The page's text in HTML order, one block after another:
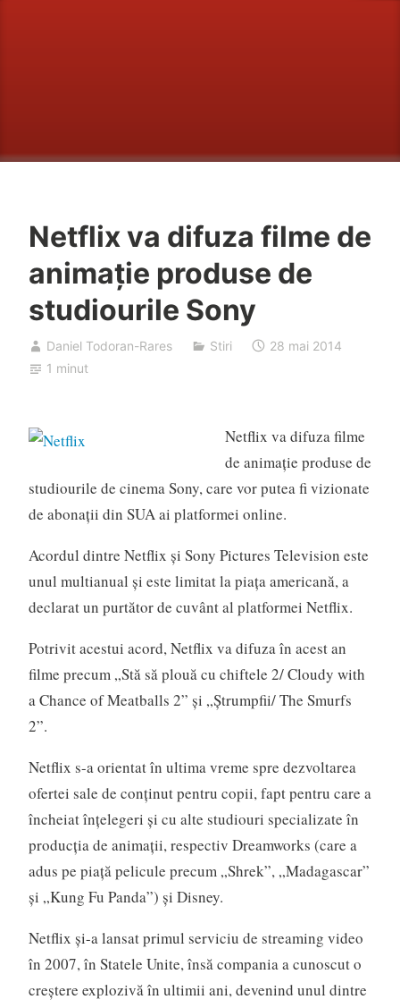
Netflix va difuza filme de
animaţie produse de
studiourile Sony
Daniel Todoran-Rares Stiri
28 mai 2014
1 minut
Netflix va difuza filme
de animaţie produse de
studiourile de cinema Sony, care vor putea fi vizionate
de abonaţii din SUA ai platformei online.
Acordul dintre Netflix şi Sony Pictures Television este
unul multianual şi este limitat la piaţa americană, a
declarat un purtător de cuvânt al platformei Netflix.
Potrivit acestui acord, Netflix va difuza în acest an
filme precum „Stă să plouă cu chiftele 2/ Cloudy with
a Chance of Meatballs 2” şi „Ştrumpfii/ The Smurfs
2”.
Netflix s-a orientat în ultima vreme spre dezvoltarea
ofertei sale de conţinut pentru copii, fapt pentru care a
încheiat înţelegeri şi cu alte studiouri specializate în
producţia de animaţii, respectiv Dreamworks (care a
adus pe piaţă pelicule precum „Shrek”, „Madagascar”
şi „Kung Fu Panda”) şi Disney.
Netflix şi-a lansat primul serviciu de streaming video
în 2007, în Statele Unite, însă compania a cunoscut o
creştere explozivă în ultimii ani, devenind unul dintre